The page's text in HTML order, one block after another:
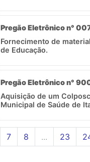
Pregão Eletrônico n°
Fornecimento de
de Educação.
Pregão Eletrônico n°
Aquisição de um
Municipal de Saúde de
7 8 ... 23